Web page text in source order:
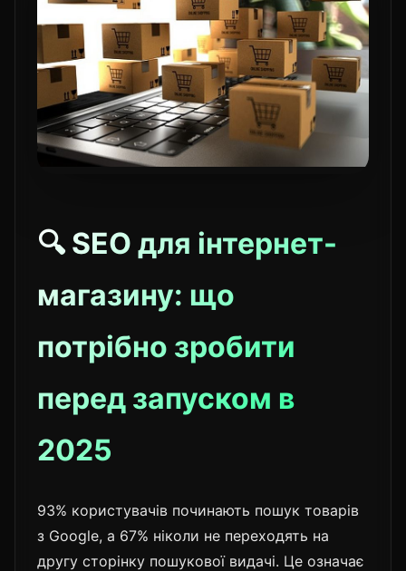
🔍 SEO для інтернет-
магазину: що
потрібно зробити
перед запуском в
2025
93% користувачів починають пошук товарів
з Google, а 67% ніколи не переходять на
другу сторінку пошукової видачі. Це означає